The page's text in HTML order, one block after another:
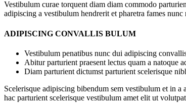
Vestibulum curae torquent diam diam commodo
adipiscing a vestibulum hendrerit et pharetra fames nunc
ADIPISCING CONVALLIS BULUM
Vestibulum penatibus nunc dui adipiscing
Abitur parturient praesent lectus quam a natoque
Diam parturient dictumst parturient scelerisque
Scelerisque adipiscing bibendum sem vestibulum et in
hac parturient scelerisque vestibulum amet elit ut